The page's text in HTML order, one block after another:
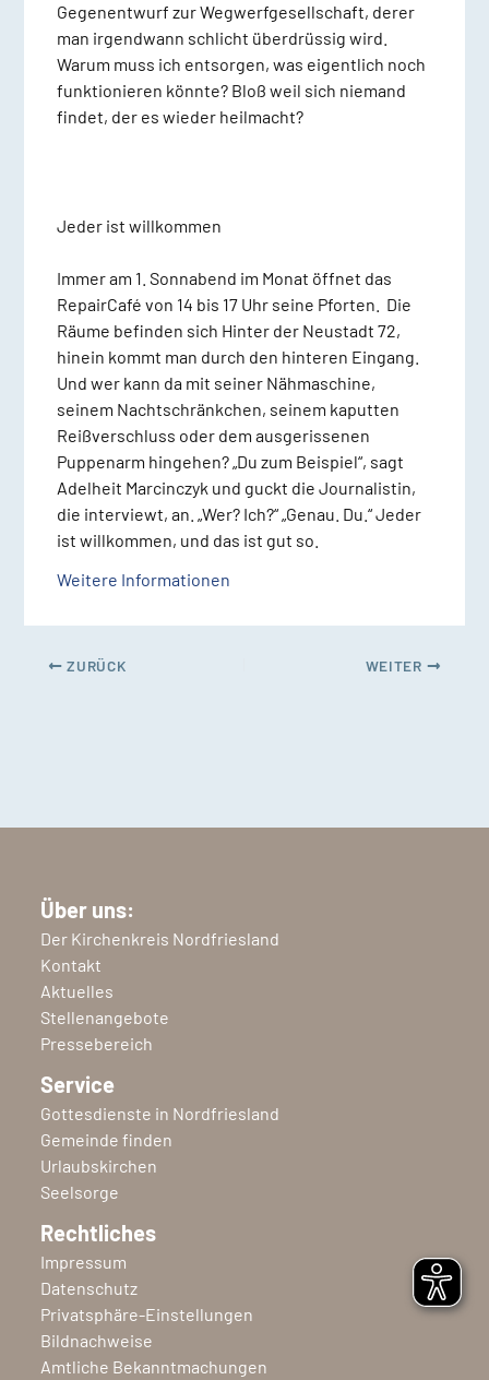
Gegenentwurf zur Wegwerfgesellschaft, derer
man irgendwann schlicht überdrüssig wird.
Warum muss ich entsorgen, was eigentlich noch
funktionieren könnte? Bloß weil sich niemand
findet, der es wieder heilmacht?
Jeder ist willkommen
Immer am 1. Sonnabend im Monat öffnet das
RepairCafé von 14 bis 17 Uhr seine Pforten. Die
Räume befinden sich Hinter der Neustadt 72,
hinein kommt man durch den hinteren Eingang.
Und wer kann da mit seiner Nähmaschine,
seinem Nachtschränkchen, seinem kaputten
Reißverschluss oder dem ausgerissenen
Puppenarm hingehen? „Du zum Beispiel“, sagt
Adelheit Marcinczyk und guckt die Journalistin,
die interviewt, an. „Wer? Ich?“ „Genau. Du.“ Jeder
ist willkommen, und das ist gut so.
Weitere Informationen
ZURÜCK WEITER
Über uns:
Der Kirchenkreis Nordfriesland
Kontakt
Aktuelles
Stellenangebote
Pressebereich
Service
Gottesdienste in Nordfriesland
Gemeinde finden
Urlaubskirchen
Seelsorge
Rechtliches
Impressum
Datenschutz
Privatsphäre-Einstellungen
Bildnachweise
Amtliche Bekanntmachungen